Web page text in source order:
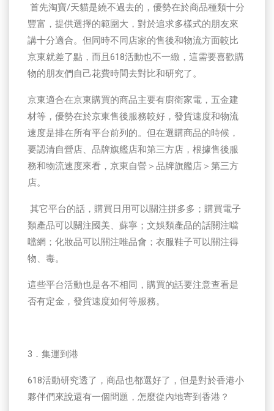
首先淘寶/天貓是繞不過去的，優勢在於商品種類十分
豐富，提供選擇的範圍大，對於追求多樣式的朋友來
講十分適合。但同時不同店家的售後和物流方面較比
京東就差了點，而且618活動也不一緻，這需要喜歡購
物的朋友們自己花費時間去對比和研究了。
京東適合在京東購買的商品主要有廚衛家電，五金建
材等，優勢在於京東售後服務較好，發貨速度和物流
速度是排在所有平台前列的。但在選購商品的時候，
要認清自營店、品牌旗艦店和第三方店，根據售後服
務和物流速度來看，京東自營＞品牌旗艦店＞第三方
店。
其它平台的話，購買日用可以關注拼多多；購買電子
類產品可以關注國美、蘇寧；文娛類產品的話關注噹
噹網；化妝品可以關注唯品會；衣服鞋子可以關注得
物、毒。
這些平台活動也是各不相同，購買的話要注意查看是
否有定金，發貨速度如何等服務。
3．集運到港
618活動研究透了，商品也都選好了，但是對於香港小
夥伴們來說還有一個問題，怎麼從內地寄到香港？